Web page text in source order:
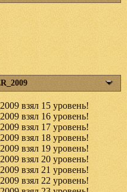
взял 15 уровень!
взял 16 уровень!
взял 17 уровень!
взял 18 уровень!
взял 19 уровень!
взял 20 уровень!
взял 21 уровень!
взял 22 уровень!